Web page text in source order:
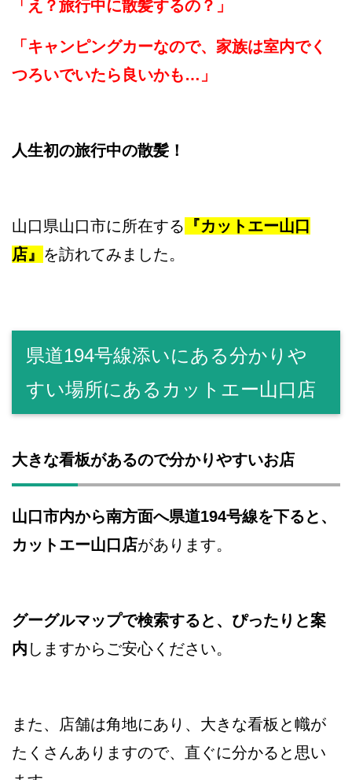
「え？旅行中に散髪するの？」
「キャンピングカーなので、家族は室内でく
つろいでいたら良いかも…」
人生初の旅行中の散髪！
山口県山口市に所在する 『カットエー山口
店』 を訪れてみました。
県道194号線添いにある分かりや
すい場所にあるカットエー山口店
大きな看板があるので分かりやすいお店
山口市内から南方面へ県道194号線を下ると、
カットエー山口店があります。
グーグルマップで検索すると、ぴったりと案
内 しますからご安心ください。
また、店舗は角地にあり、大きな看板と幟が
たくさんありますので、直ぐに分かると思い